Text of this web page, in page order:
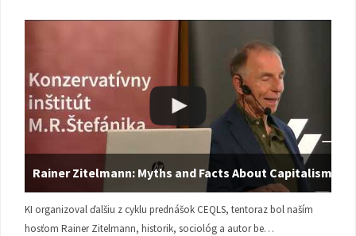
Rainer Zitelmann: Myths and Facts About Capitalism
KI organizoval ďalšiu z cyklu prednášok CEQLS, tentoraz bol naším
hosťom Rainer Zitelmann, historik, sociológ a autor be…